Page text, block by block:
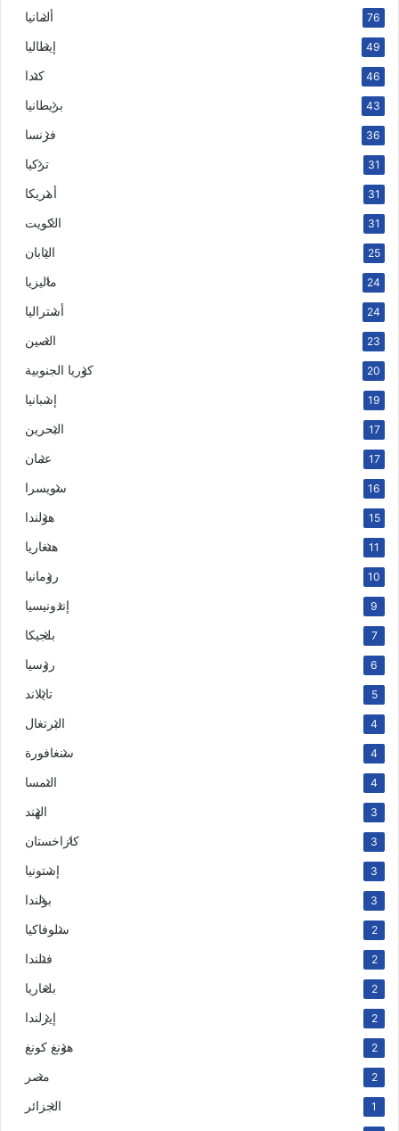
ألمانيا 76
إيطاليا 49
كندا 46
بريطانيا 43
فرنسا 36
تركيا 31
أمريكا 31
الكويت 31
اليابان 25
ماليزيا 24
أستراليا 24
الصين 23
كوريا الجنوبية 20
إسبانيا 19
البحرين 17
عمان 17
سويسرا 16
هولندا 15
هنغاريا 11
رومانيا 10
إندونيسيا 9
بلجيكا 7
روسيا 6
تايلاند 5
البرتغال 4
سنغافورة 4
النمسا 4
الهند 3
كازاخستان 3
إستونيا 3
بولندا 3
سلوفاكيا 2
فنلندا 2
بلغاريا 2
إيرلندا 2
هونغ كونغ 2
مصر 2
الجزائر 1